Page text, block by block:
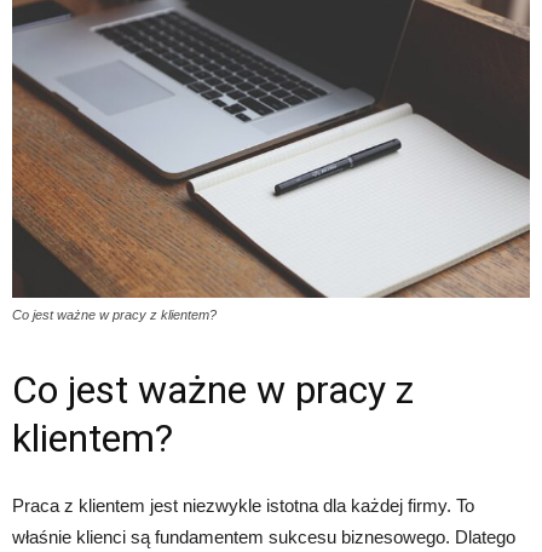
Co jest ważne w pracy z klientem?
Co jest ważne w pracy z
klientem?
Praca z klientem jest niezwykle istotna dla każdej firmy. To
właśnie klienci są fundamentem sukcesu biznesowego. Dlatego